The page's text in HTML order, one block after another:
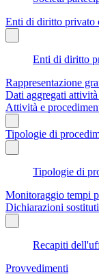
Enti di diritto privato
Enti di diritto
Rappresentazione
Dati aggregati
Attività e
Tipologie di
Tipologie di
Monitoraggio tempi
Dichiarazioni
Recapiti
Provvedimenti